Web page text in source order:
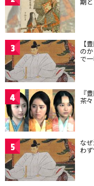
3 【
の
で
4 『
茶
5 な
わ